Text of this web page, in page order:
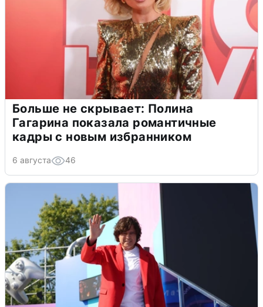
Больше не скрывает: Полина
Гагарина показала романтичные
кадры с новым избранником
6 августа 46